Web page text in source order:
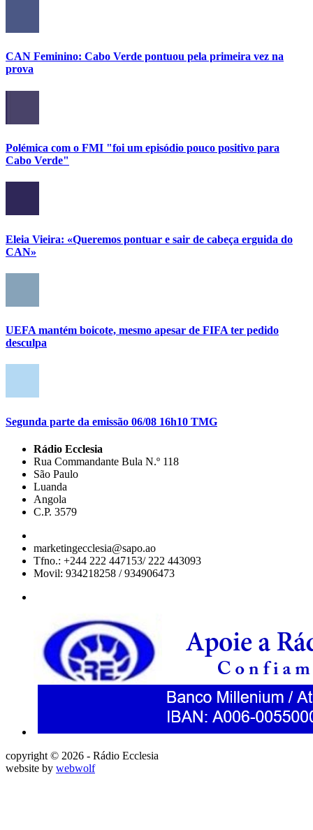
CAN Feminino: Cabo Verde pontuou pela primeira vez na
prova
Polémica com o FMI "foi um episódio pouco positivo para
Cabo Verde"
Eleia Vieira: «Queremos pontuar e sair de cabeça erguida do
CAN»
UEFA mantém boicote, mesmo apesar de FIFA ter pedido
desculpa
Segunda parte da emissão 06/08 16h10 TMG
Rádio Ecclesia
Rua Commandante Bula N.º 118
São Paulo
Luanda
Angola
C.P. 3579
marketingecclesia@sapo.ao
Tfno.: +244 222 447153/ 222 443093
Movil: 934218258 / 934906473
copyright © 2026 - Rádio Ecclesia
website by webwolf